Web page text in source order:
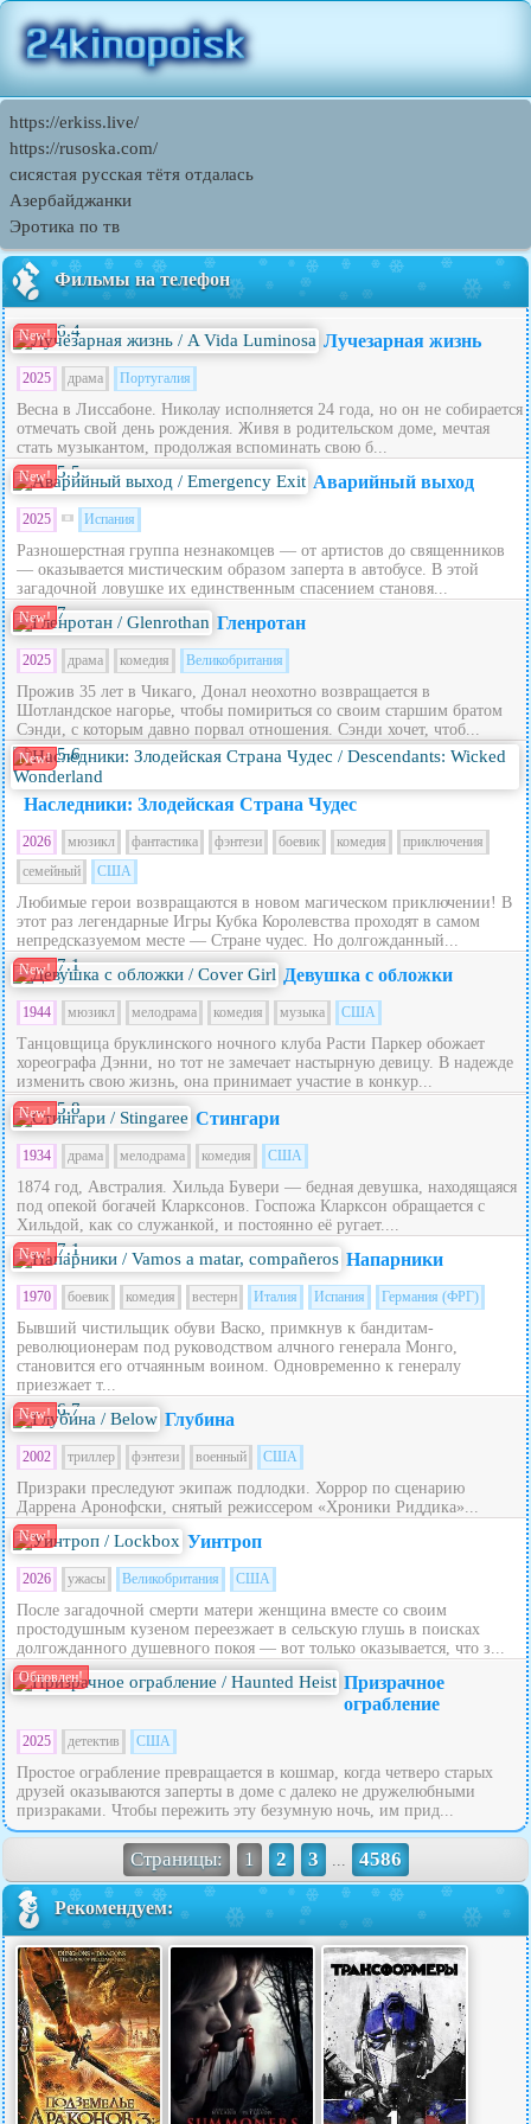
https://erkiss.live/
https://rusoska.com/
сисястая русская тётя отдалась
Азербайджанки
Эротика по тв
Фильмы на телефон
New! 6.4 Лучезарная жизнь
2025 драма Португалия
Весна в Лиссабоне. Николау исполняется 24 года, но он не собирается
отмечать свой день рождения. Живя в родительском доме, мечтая
стать музыкантом, продолжая вспоминать свою б...
New! 5.5 Аварийный выход
2025 Испания
Разношерстная группа незнакомцев — от артистов до священников
— оказывается мистическим образом заперта в автобусе. В этой
загадочной ловушке их единственным спасением становя...
New! 7 Гленротан
2025 драма комедия Великобритания
Прожив 35 лет в Чикаго, Донал неохотно возвращается в
Шотландское нагорье, чтобы помириться со своим старшим братом
Сэнди, с которым давно порвал отношения. Сэнди хочет, чтоб...
New! 5.6
Наследники: Злодейская Страна Чудес
2026 мюзикл фантастика фэнтези боевик комедия
приключения
семейный
США
Любимые герои возвращаются в новом магическом приключении! В
этот раз легендарные Игры Кубка Королевства проходят в самом
непредсказуемом месте — Стране чудес. Но долгожданный...
New! 7.1 Девушка с обложки
1944 мюзикл мелодрама комедия музыка США
Танцовщица бруклинского ночного клуба Расти Паркер обожает
хореографа Дэнни, но тот не замечает настырную девицу. В надежде
изменить свою жизнь, она принимает участие в конкур...
New! 5.8 Стингари
1934 драма мелодрама комедия США
1874 год, Австралия. Хильда Бувери — бедная девушка, находящаяся
под опекой богачей Кларксонов. Госпожа Кларксон обращается с
Хильдой, как со служанкой, и постоянно её ругает....
New! 7.1 Напарники
1970 боевик комедия вестерн Италия Испания Германия (ФРГ)
Бывший чистильщик обуви Васко, примкнув к бандитам-
революционерам под руководством алчного генерала Монго,
становится его отчаянным воином. Одновременно к генералу
приезжает т...
New! 6.7 Глубина
2002 триллер фэнтези военный США
Призраки преследуют экипаж подлодки. Хоррор по сценарию
Даррена Аронофски, снятый режиссером «Хроники Риддика»...
New! Уинтроп
2026 ужасы Великобритания США
После загадочной смерти матери женщина вместе со своим
простодушным кузеном переезжает в сельскую глушь в поисках
долгожданного душевного покоя — вот только оказывается, что з...
Обновлен!
Призрачное
ограбление
2025 детектив США
Простое ограбление превращается в кошмар, когда четверо старых
друзей оказываются заперты в доме с далеко не дружелюбными
призраками. Чтобы пережить эту безумную ночь, им прид...
Страницы: 1 2 3 ... 4586
Рекомендуем: